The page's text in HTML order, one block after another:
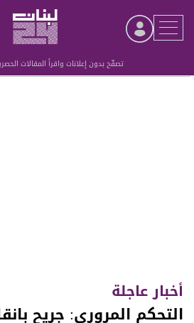
تصفّح بدون إعلانات واقرأ المقالات
Advertisement
أخبار عاجلة
التحكم المروري: جريح